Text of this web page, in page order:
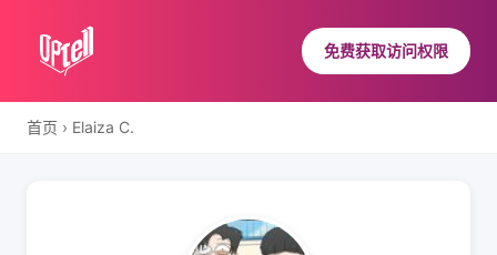
免费获取访问权限
首页 › Elaiza C.